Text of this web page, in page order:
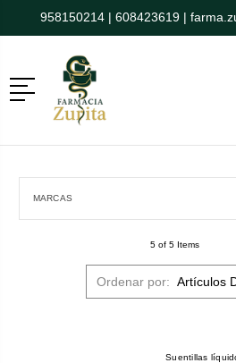
958150214| 608423619|
Menú
MARCAS
5 of 5 Items
Ordenar por:
Suentillas